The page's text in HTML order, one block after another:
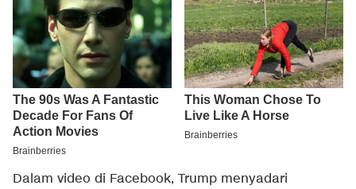
Dalam video di Facebook, Trump menyadari